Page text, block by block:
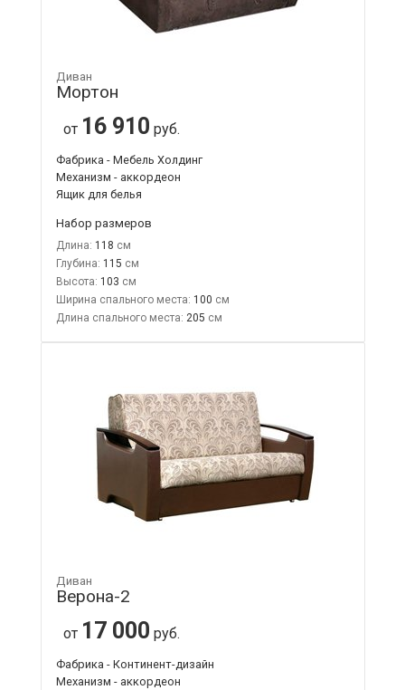
Диван
Мортон
от 16 910 руб.
Фабрика - Мебель Холдинг
Механизм - аккордеон
Ящик для белья
Набор размеров
Длина: 118
Глубина: 115
Высота: 103
Ширина спального места: 100
Длина спального места: 205
Диван
Верона-2
от 17 000 руб.
Фабрика - Континент-дизайн
Механизм - аккордеон